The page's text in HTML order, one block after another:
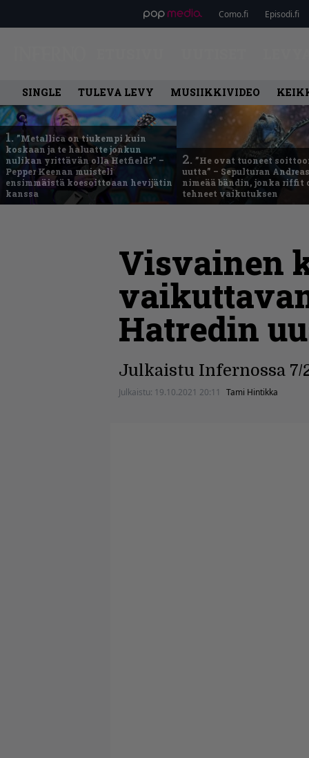
Como.fi Episodi.fi
SINGLE TULEVA LEVY MUSIIKKIVIDEO
1. ”Metallica on tiukempi kuin
koskaan ja te haluatte jonkun
nulikan yrittävän olla Hetfield?” –
Pepper Keenan muisteli
ensimmäistä koesoittoaan hevijätin
kanssa
2. ”He ovat tuoneet
uutta” – Sepulturan
nimeää bändin, jonka riffit
tehneet vaikutuksen
Visvainen
Hatredin
Julkaistu Infernossa 7/
Julkaistu: 19.10.2021 20:11 Tami Hintikka